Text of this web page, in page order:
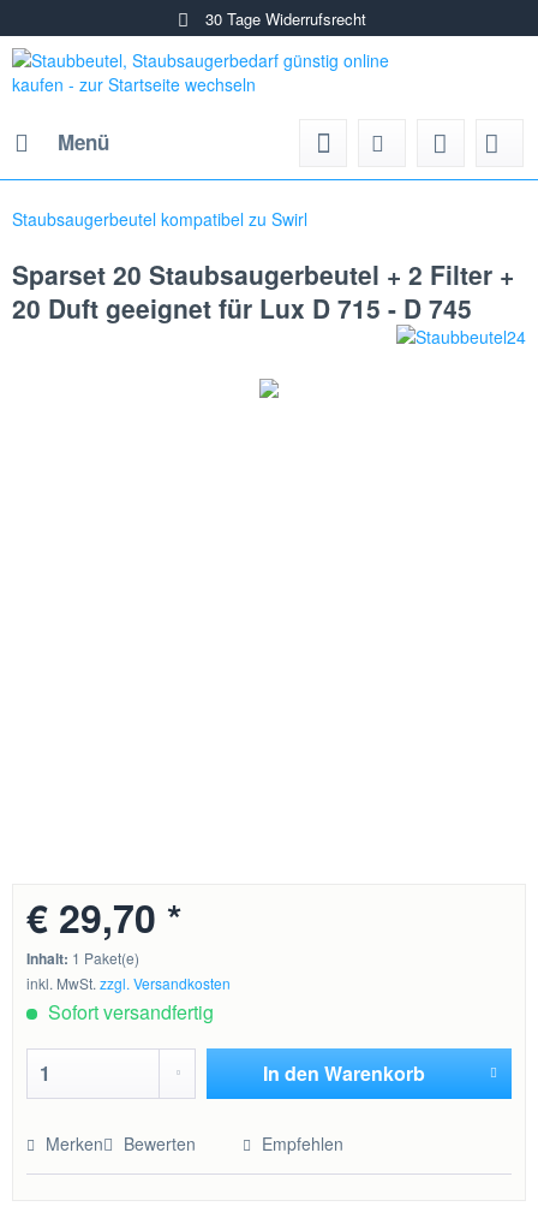
30 Tage Widerrufsrecht
Menü
Staubsaugerbeutel kompatibel zu Swirl
Sparset 20 Staubsaugerbeutel + 2 Filter +
20 Duft geeignet für Lux D 715 - D 745
€ 29,70 *
Inhalt: 1 Paket(e)
inkl. MwSt.zzgl. Versandkosten
Sofort versandfertig
In den Warenkorb
Merken Bewerten Empfehlen